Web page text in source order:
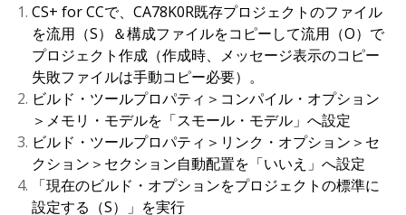
CS+ for CCで、CA78K0R既存プロジェクトのファイル
を流用（S）＆構成ファイルをコピーして流用（O）で
プロジェクト作成（作成時、メッセージ表示のコピー
失敗ファイルは手動コピー必要）。
ビルド・ツールプロパティ＞コンパイル・オプション
＞メモリ・モデルを「スモール・モデル」へ設定
ビルド・ツールプロパティ＞リンク・オプション＞セ
クション＞セクション自動配置を「いいえ」へ設定
「現在のビルド・オプションをプロジェクトの標準に
設定する（S）」を実行